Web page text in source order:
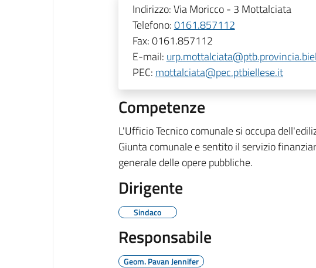
Indirizzo:Via Moricco - 3 Mottalciata
Telefono:0161.857112
Fax:0161.857112
E-mail:
PEC: mottalciata@pec.ptbiellese.it
Competenze
L'Ufficio Tecnico comunale si occupa
Giunta comunale e sentito il servizio
generale delle opere pubbliche.
Dirigente
Sindaco
Responsabile
Geom. Pavan Jennifer